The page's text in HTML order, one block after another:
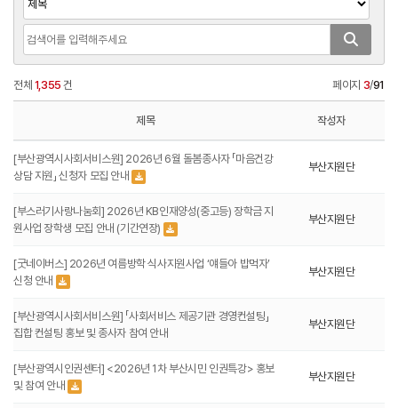
전체 1,355 건 페이지 3/91
제목 작성자
[부산광역시사회서비스원] 2026년 6월 돌봄종사자 「마음건강
상담 지원」 신청자 모집 안내
부산지원단
[부스러기사랑나눔회] 2026년 KB인재양성(중고등) 장학금 지
원사업 장학생 모집 안내 (기간연장)
부산지원단
[굿네이버스] 2026년 여름방학 식사지원사업 ‘얘들아 밥먹자’
신청 안내
부산지원단
[부산광역시사회서비스원] 「사회서비스 제공기관 경영컨설팅」
집합 컨설팅 홍보 및 종사자 참여 안내
부산지원단
[부산광역시인권센터] <2026년 1차 부산시민 인권특강> 홍보
및 참여 안내
부산지원단